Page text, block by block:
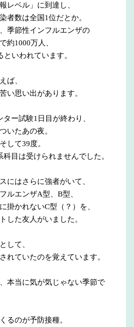
レベル」に到達し、
者数は全国1位だとか。
季節性インフルエンザの
約1000万人、
いわれています。
ば、
い思い出があります。
ー試験1日目が終わり、
いたあの夜。
して39度。
目は受けられませんでした。
にはさらに強者がいて、
ルエンザA型、B型、
掛かれないC型（？）を、
した友人がいました。
して、
れていたのを覚えています。
本当に気が気じゃない季節で
るのが予防接種。